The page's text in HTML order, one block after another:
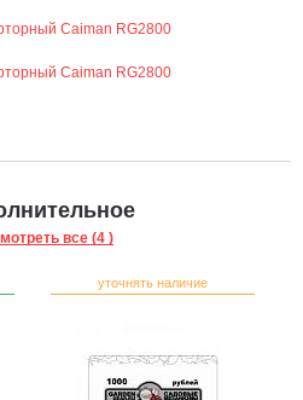
все (4 )
уточнять наличие